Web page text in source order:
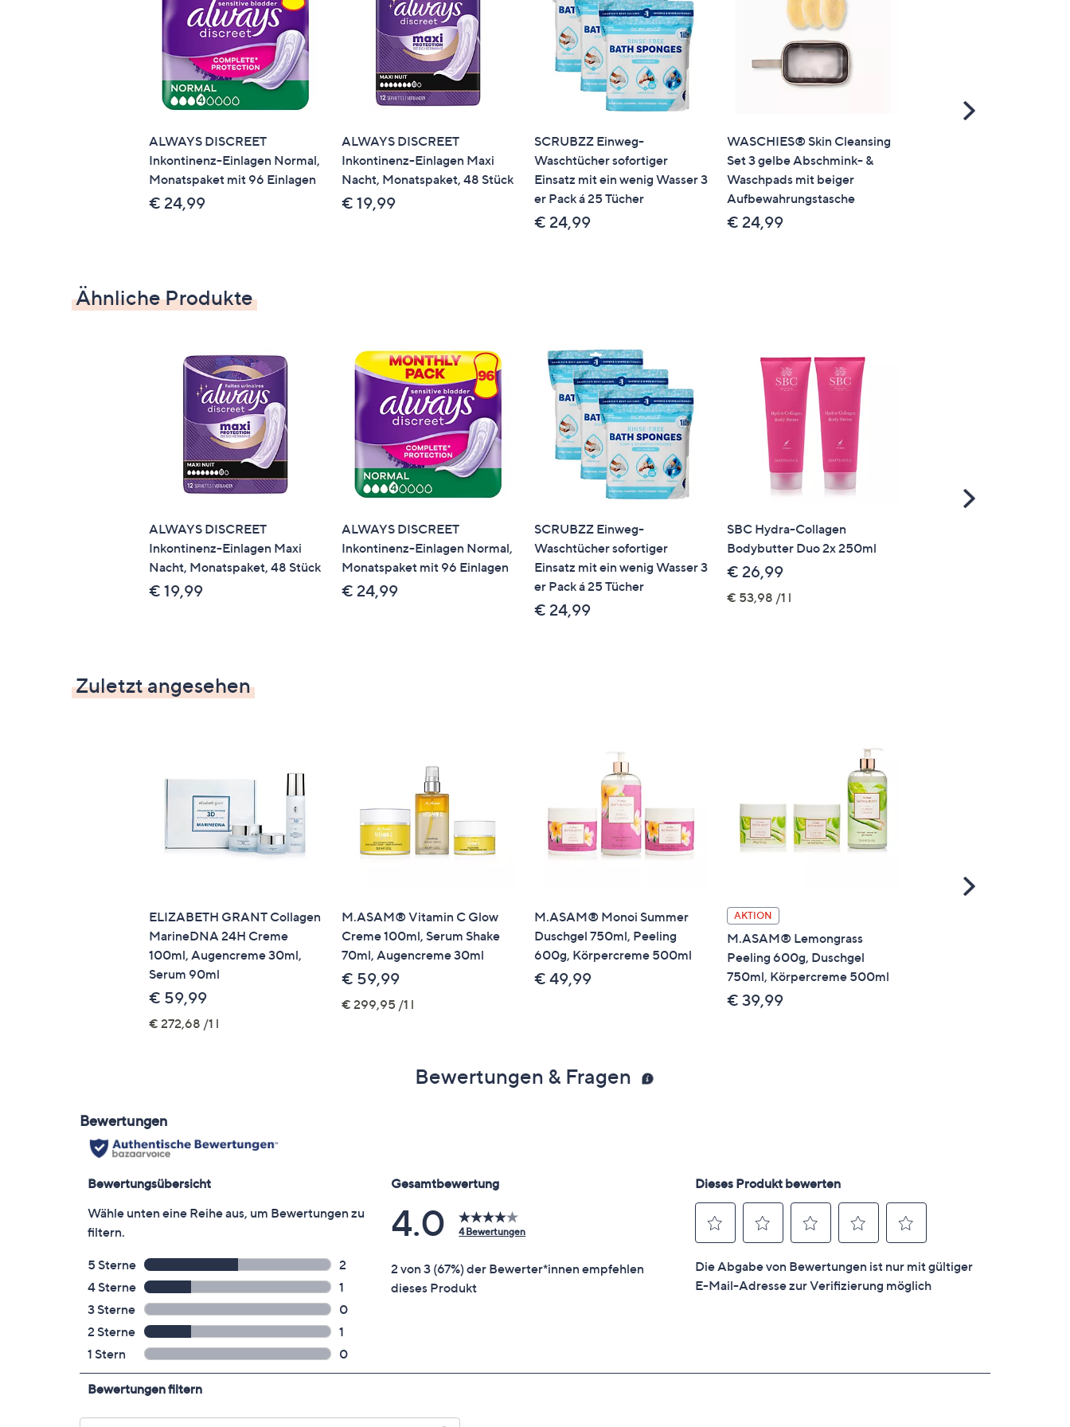
ALWAYS DISCREET
Inkontinenz-Einlagen Normal,
Monatspaket mit 96 Einlagen
€ 24,99
ALWAYS DISCREET
Inkontinenz-Einlagen Maxi
Nacht, Monatspaket, 48 Stück
€ 19,99
SCRUBZZ Einweg-
Waschtücher sofortiger
Einsatz mit ein wenig Wasser 3
er Pack á 25 Tücher
€ 24,99
WASCHIES® Skin Cleansing
Set 3 gelbe Abschmink- &
Waschpads mit beiger
Aufbewahrungstasche
€ 24,99
Scroll
Ähnliche Produkte
ALWAYS DISCREET
Inkontinenz-Einlagen Maxi
Nacht, Monatspaket, 48 Stück
€ 19,99
ALWAYS DISCREET
Inkontinenz-Einlagen Normal,
Monatspaket mit 96 Einlagen
€ 24,99
SCRUBZZ Einweg-
Waschtücher sofortiger
Einsatz mit ein wenig Wasser 3
er Pack á 25 Tücher
€ 24,99
SBC Hydra-Collagen
Bodybutter Duo 2x 250ml
€ 26,99
€ 53,98 /1 l
Scroll
Zuletzt angesehen
ELIZABETH GRANT Collagen
MarineDNA 24H Creme
100ml, Augencreme 30ml,
Serum 90ml
€ 59,99
€ 272,68 /1 l
M.ASAM® Vitamin C Glow
Creme 100ml, Serum Shake
70ml, Augencreme 30ml
€ 59,99
€ 299,95 /1 l
M.ASAM® Monoi Summer
Duschgel 750ml, Peeling
600g, Körpercreme 500ml
€ 49,99
AKTION
M.ASAM® Lemongrass
Peeling 600g, Duschgel
750ml, Körpercreme 500ml
€ 39,99
Scroll
Bewertungen & Fragen